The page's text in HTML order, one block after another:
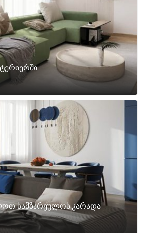
სამზარეულოს კარადა